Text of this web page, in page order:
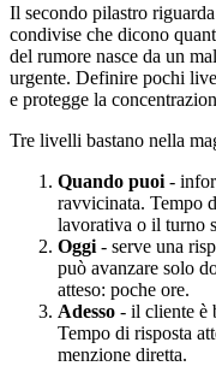
Il secondo pilastro
condivise che dicono
del rumore nasce da un
urgente. Definire pochi
e protegge la
Tre livelli bastano nella
Quando puoi -
ravvicinata. Tempo
lavorativa o il turno
Oggi - serve una
può avanzare solo
atteso: poche ore.
Adesso - il cliente è
Tempo di risposta
menzione diretta.